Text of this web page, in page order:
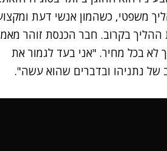
משפטי, כשהמון אנשי דעת
ההליך בקרוב. חבר הכנסת זוהר
לא בכל מחיר. "אני בעד לגמור את
של נתניהו ובדברים שהוא עשה".